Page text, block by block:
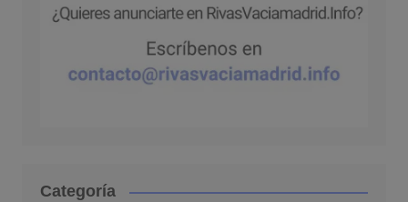
Categoría